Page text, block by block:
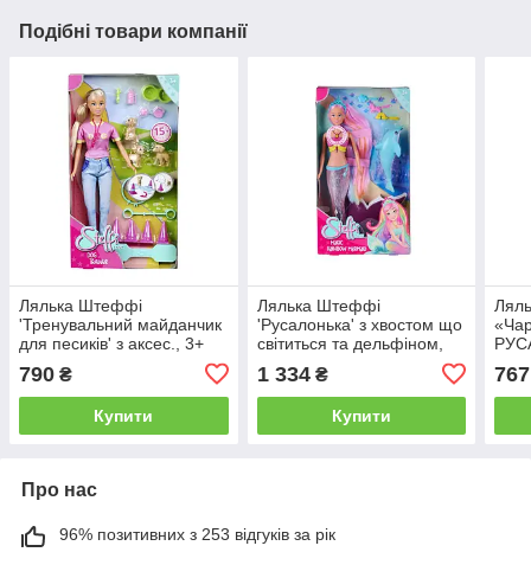
Подібні товари компанії
Лялька Штеффі
'Тренувальний майданчик
для песиків' з аксес., 3+
790 ₴
Купити
Лялька Штеффі
'Русалонька' з хвостом що
світиться та дельфіном,
1 334₴
Купити
Про нас
96% позитивних з 253 відгуків за рік